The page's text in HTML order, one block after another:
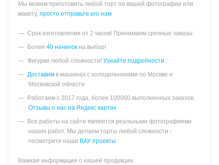
Мы можем приготовить любой торт по вашей фотографии или
макету, просто отправьте его нам
Срок изготовления от 2 часов! Принимаем срочные заказы.
Более 40 начинок на выбор!
Фигурки любой сложности! Узнайте подробности.
Доставим в машинах с холодильниками по Москве и
Московской области
Работаем с 2017 года, более 100000 выполненных заказов.
Отзывы о нас на Яндекс картах
Все работы на сайте являются реальными фотографиями
наших работ. Мы делаем торты любой сложности -
посмотрите наши ВАУ проекты
Важная информация о нашей продукции: